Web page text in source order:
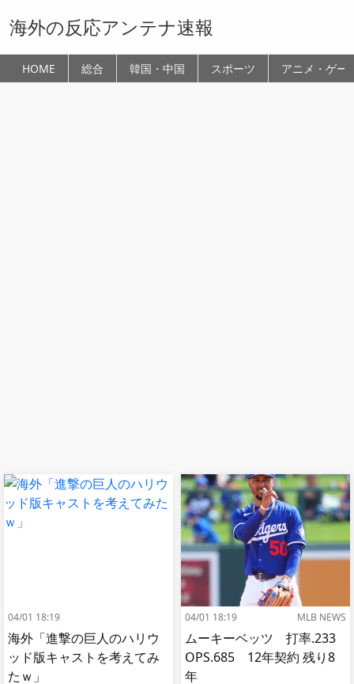
海外の反応アンテナ速報
HOME 総合 韓国・中国 スポーツ アニメ・ゲー
04/01 18:19
海外「進撃の巨人のハリウ
ッド版キャストを考えてみ
たｗ」
04/01 18:19 MLB NEWS
ムーキーベッツ 打率.233
OPS.685 12年契約 残り8
年